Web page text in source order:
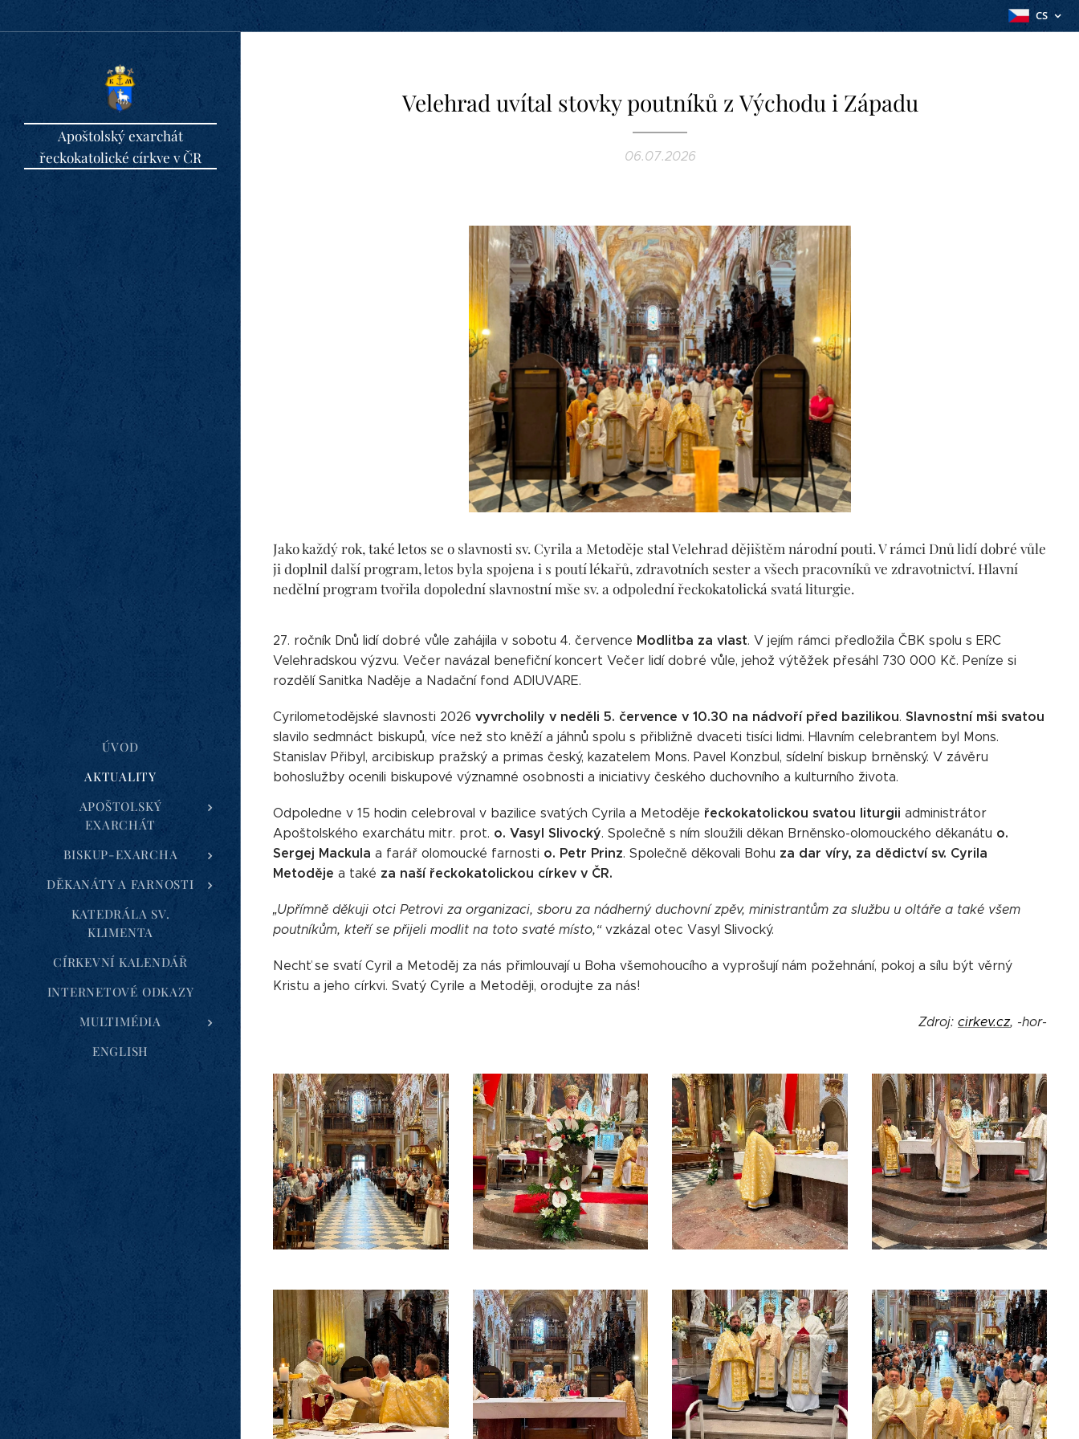
CS
Apoštolský exarchát
řeckokatolické církve v ČR
ÚVOD
AKTUALITY
APOŠTOLSKÝ
EXARCHÁT
BISKUP-EXARCHA
DĚKANÁTY A FARNOSTI
KATEDRÁLA SV.
KLIMENTA
CÍRKEVNÍ KALENDÁŘ
INTERNETOVÉ ODKAZY
MULTIMÉDIA
ENGLISH
Velehrad uvítal stovky poutníků z Východu i Západu
06.07.2026
Jako každý rok, také letos se o slavnosti sv. Cyrila a Metoděje stal Velehrad dějištěm národní pouti. V rámci Dnů lidí dobré vůle
ji doplnil další program, letos byla spojena i s poutí lékařů, zdravotních sester a všech pracovníků ve zdravotnictví. Hlavní
nedělní program tvořila dopolední slavnostní mše sv. a odpolední řeckokatolická svatá liturgie.
27. ročník Dnů lidí dobré vůle zahájila v sobotu 4. července Modlitba za vlast. V jejím rámci předložila ČBK spolu s ERC
Velehradskou výzvu. Večer navázal benefiční koncert Večer lidí dobré vůle, jehož výtěžek přesáhl 730 000 Kč. Peníze si
rozdělí Sanitka Naděje a Nadační fond ADIUVARE.
Cyrilometodějské slavnosti 2026 vyvrcholily v neděli 5. července v 10.30 na nádvoří před bazilikou. Slavnostní mši svatou
slavilo sedmnáct biskupů, více než sto kněží a jáhnů spolu s přibližně dvaceti tisíci lidmi. Hlavním celebrantem byl Mons.
Stanislav Přibyl, arcibiskup pražský a primas český, kazatelem Mons. Pavel Konzbul, sídelní biskup brněnský. V závěru
bohoslužby ocenili biskupové významné osobnosti a iniciativy českého duchovního a kulturního života.
Odpoledne v 15 hodin celebroval v bazilice svatých Cyrila a Metoděje řeckokatolickou svatou liturgii administrátor
Apoštolského exarchátu mitr. prot. o. Vasyl Slivocký. Společně s ním sloužili děkan Brněnsko-olomouckého děkanátu o.
Sergej Mackula a farář olomoucké farnosti o. Petr Prinz. Společně děkovali Bohu za dar víry, za dědictví sv. Cyrila
Metoděje a také za naší řeckokatolickou církev v ČR.
„Upřímně děkuji otci Petrovi za organizaci, sboru za nádherný duchovní zpěv, ministrantům za službu u oltáře a také všem
poutníkům, kteří se přijeli modlit na toto svaté místo,“ vzkázal otec Vasyl Slivocký.
Nechť se svatí Cyril a Metoděj za nás přimlouvají u Boha všemohoucího a vyprošují nám požehnání, pokoj a sílu být věrný
Kristu a jeho církvi. Svatý Cyrile a Metoději, orodujte za nás!
Zdroj: cirkev.cz, -hor-